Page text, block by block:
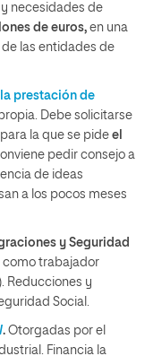
necesidades de
de euros, en una
de las entidades de
prestación de
Debe solicitarse
la que se pide el
pedir consejo a
de ideas
a los pocos meses
y Seguridad
como trabajador
). Reducciones y
Social.
. Otorgadas por el
Financia la